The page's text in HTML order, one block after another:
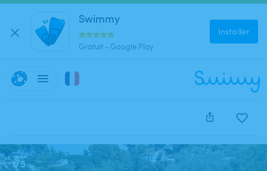
Swimmy
Gratuit - Google Play
Installer
Cette annonce est close et ne peut être réservée.
1/5